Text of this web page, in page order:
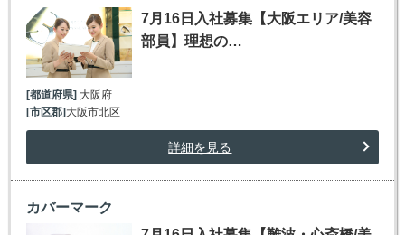
7月16日入社募集【大阪エリア/美容
部員】理想の…
[都道府県] 大阪府
[市区郡] 大阪市北区
詳細を見る
カバーマーク